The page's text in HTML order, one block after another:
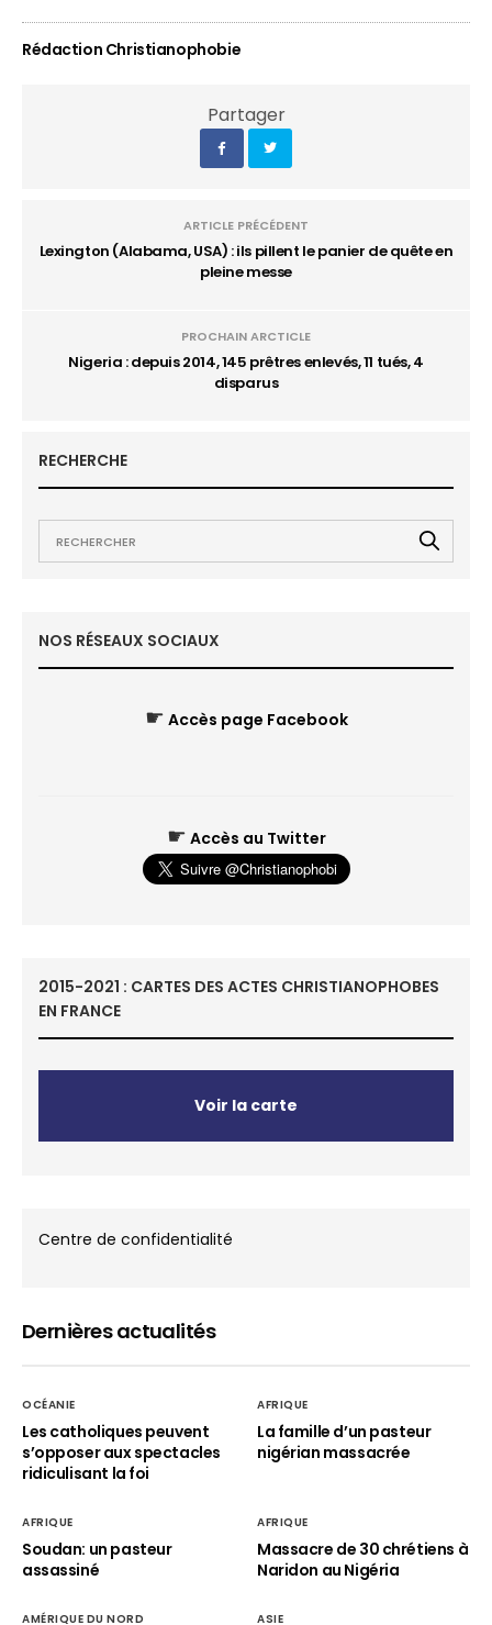
Rédaction Christianophobie
Partager
ARTICLE PRÉCÉDENT
Lexington (Alabama, USA) : ils pillent le panier de quête en
pleine messe
PROCHAIN ARCTICLE
Nigeria : depuis 2014, 145 prêtres enlevés, 11 tués, 4
disparus
RECHERCHE
NOS RÉSEAUX SOCIAUX
☛ Accès page Facebook
☛ Accès au Twitter
2015-2021 : CARTES DES ACTES CHRISTIANOPHOBES
EN FRANCE
Voir la carte
Centre de confidentialité
Dernières actualités
OCÉANIE
Les catholiques peuvent
s’opposer aux spectacles
ridiculisant la foi
AFRIQUE
La famille d’un pasteur
nigérian massacrée
AFRIQUE
Soudan: un pasteur
assassiné
AFRIQUE
Massacre de 30 chrétiens à
Naridon au Nigéria
AMÉRIQUE DU NORD ASIE